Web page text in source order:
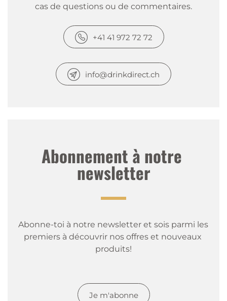
cas de questions ou de commentaires.
+41 41 972 72 72
info@drinkdirect.ch
Abonnement à notre
newsletter
Abonne-toi à notre newsletter et sois parmi les
premiers à découvrir nos offres et nouveaux
produits!
Je m'abonne